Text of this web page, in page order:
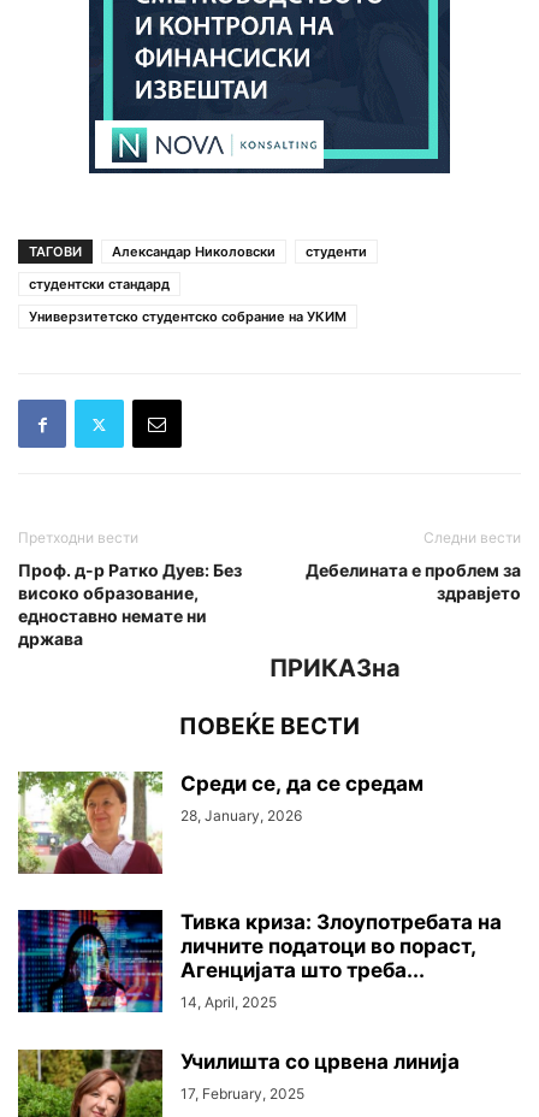
ТАГОВИ Александар Николовски
студенти
студентски стандард
Универзитетско студентско собрание на УКИМ
Претходни вести
Проф. д-р Ратко Дуев: Без
високо образование,
едноставно немате ни
држава
Следни вести
Дебелината е проблем за
здравјето
ПРИКАЗна
ПОВЕЌЕ ВЕСТИ
Среди се, да се средам
28, January, 2026
Тивка криза: Злоупотребата на
личните податоци во пораст,
Агенцијата што треба...
14, April, 2025
Училишта со црвена линија
17, February, 2025